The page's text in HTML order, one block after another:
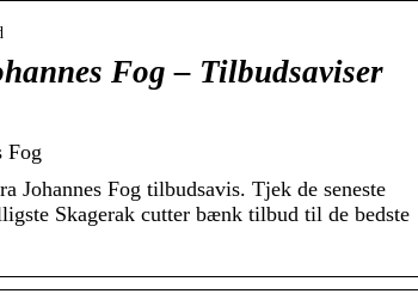
Fog – Tilbudsaviser
Fog
Johannes Fog tilbudsavis. Tjek de seneste
Skagerak cutter bænk tilbud til de bedste